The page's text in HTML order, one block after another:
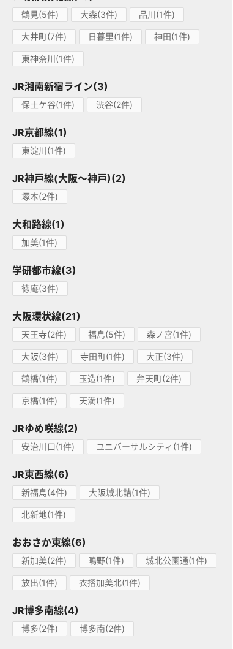
鶴見(5件) 大森(3件) 品川(1件)
大井町(7件) 日暮里(1件) 神田(1件)
東神奈川(1件)
JR湘南新宿ライン(3)
保土ケ谷(1件) 渋谷(2件)
JR京都線(1)
東淀川(1件)
JR神戸線(大阪～神戸)(2)
塚本(2件)
大和路線(1)
加美(1件)
学研都市線(3)
徳庵(3件)
大阪環状線(21)
天王寺(2件) 福島(5件) 森ノ宮(1件)
大阪(3件) 寺田町(1件) 大正(3件)
鶴橋(1件) 玉造(1件) 弁天町(2件)
京橋(1件) 天満(1件)
JRゆめ咲線(2)
安治川口(1件) ユニバーサルシティ(1件)
JR東西線(6)
新福島(4件) 大阪城北詰(1件)
北新地(1件)
おおさか東線(6)
新加美(2件) 鴫野(1件) 城北公園通(1件)
放出(1件) 衣摺加美北(1件)
JR博多南線(4)
博多(2件) 博多南(2件)